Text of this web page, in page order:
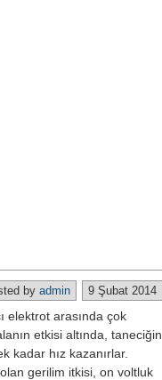
9 Şubat 2014
by admin
elek­trot arasında çok
etkisi altında, ta­neciğin
kadar hız kazanırlar.
ge­rilim itkisi, on voltluk